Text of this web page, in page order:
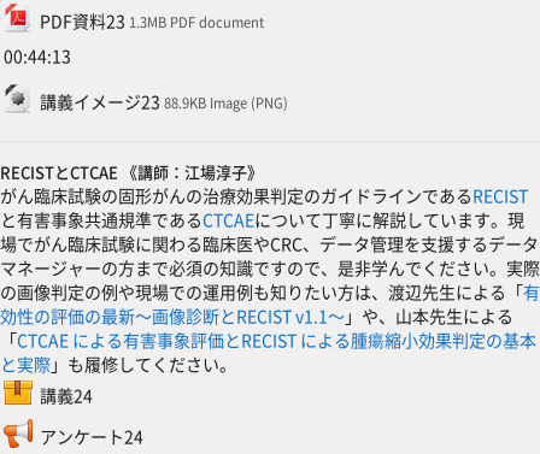
PDF資料23
ファイル1.3MB PDF document
00:44:13
講義イメージ23ファイル88.9KB Image (PNG)
RECISTとCTCAE 《講師：江場淳子》
がん臨床試験の固形がんの治療効果判定のガイドラインであるRECIST
と有害事象共通規準であるCTCAEについて丁寧に解説しています。現
場でがん臨床試験に関わる臨床医やCRC、データ管理を支援するデータ
マネージャーの方まで必須の知識ですので、是非学んでください。実際
の画像判定の例や現場での運用例も知りたい方は、渡辺先生による「有
効性の評価の最新～画像診断とRECIST v1.1～」や、山本先生による
「CTCAE による有害事象評価とRECIST による腫瘍縮小効果判定の基本
と実際」も履修してください。
講義24
SCORMパッケージ
アンケート24フィードバック